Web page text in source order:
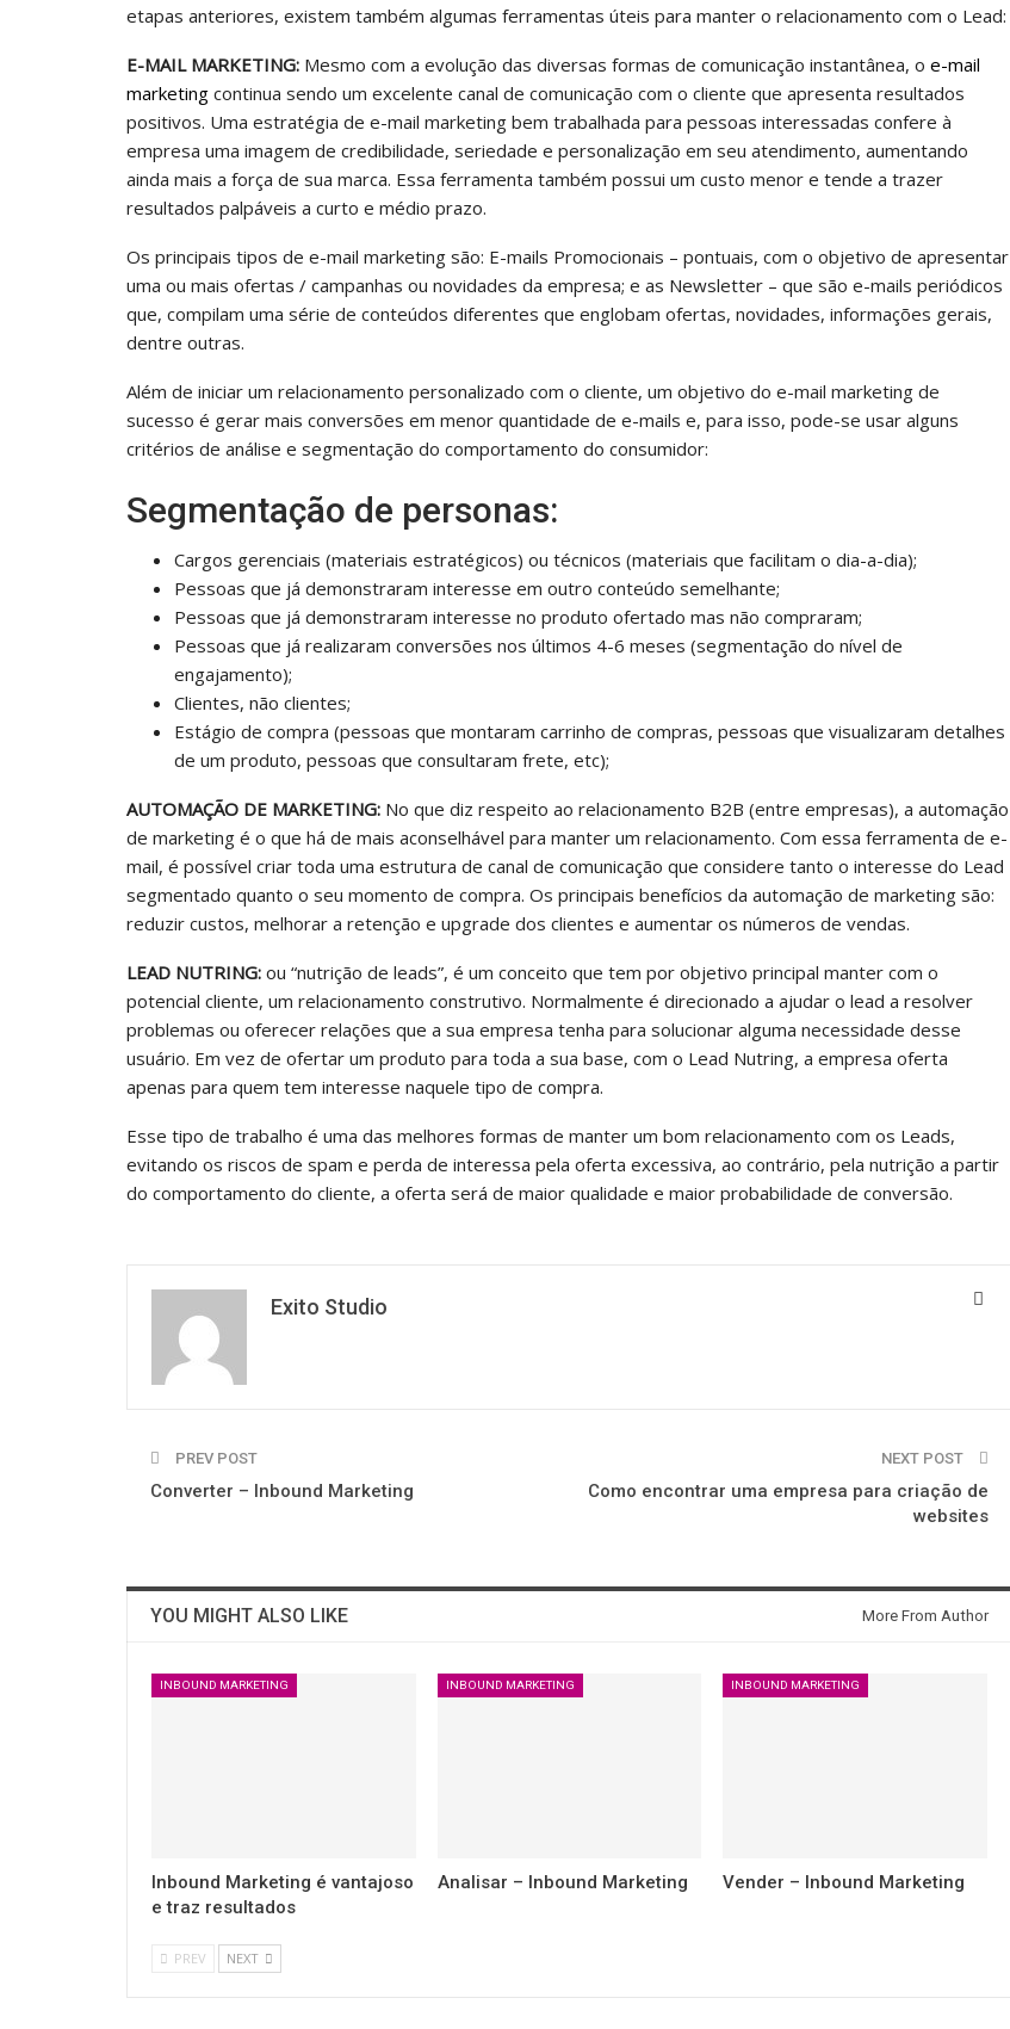
etapas anteriores, existem também algumas ferramentas úteis para manter o relacionamento com o Lead:
E-MAIL MARKETING: Mesmo com a evolução das diversas formas de comunicação instantânea, o e-mail
marketing continua sendo um excelente canal de comunicação com o cliente que apresenta resultados
positivos. Uma estratégia de e-mail marketing bem trabalhada para pessoas interessadas confere à
empresa uma imagem de credibilidade, seriedade e personalização em seu atendimento, aumentando
ainda mais a força de sua marca. Essa ferramenta também possui um custo menor e tende a trazer
resultados palpáveis a curto e médio prazo.
Os principais tipos de e-mail marketing são: E-mails Promocionais – pontuais, com o objetivo de apresentar
uma ou mais ofertas / campanhas ou novidades da empresa; e as Newsletter – que são e-mails periódicos
que, compilam uma série de conteúdos diferentes que englobam ofertas, novidades, informações gerais,
dentre outras.
Além de iniciar um relacionamento personalizado com o cliente, um objetivo do e-mail marketing de
sucesso é gerar mais conversões em menor quantidade de e-mails e, para isso, pode-se usar alguns
critérios de análise e segmentação do comportamento do consumidor:
Segmentação de personas:
Cargos gerenciais (materiais estratégicos) ou técnicos (materiais que facilitam o dia-a-dia);
Pessoas que já demonstraram interesse em outro conteúdo semelhante;
Pessoas que já demonstraram interesse no produto ofertado mas não compraram;
Pessoas que já realizaram conversões nos últimos 4-6 meses (segmentação do nível de
engajamento);
Clientes, não clientes;
Estágio de compra (pessoas que montaram carrinho de compras, pessoas que visualizaram detalhes
de um produto, pessoas que consultaram frete, etc);
AUTOMAÇÃO DE MARKETING: No que diz respeito ao relacionamento B2B (entre empresas), a automação
de marketing é o que há de mais aconselhável para manter um relacionamento. Com essa ferramenta de e-
mail, é possível criar toda uma estrutura de canal de comunicação que considere tanto o interesse do Lead
segmentado quanto o seu momento de compra. Os principais benefícios da automação de marketing são:
reduzir custos, melhorar a retenção e upgrade dos clientes e aumentar os números de vendas.
LEAD NUTRING: ou “nutrição de leads”, é um conceito que tem por objetivo principal manter com o
potencial cliente, um relacionamento construtivo. Normalmente é direcionado a ajudar o lead a resolver
problemas ou oferecer relações que a sua empresa tenha para solucionar alguma necessidade desse
usuário. Em vez de ofertar um produto para toda a sua base, com o Lead Nutring, a empresa oferta
apenas para quem tem interesse naquele tipo de compra.
Esse tipo de trabalho é uma das melhores formas de manter um bom relacionamento com os Leads,
evitando os riscos de spam e perda de interessa pela oferta excessiva, ao contrário, pela nutrição a partir
do comportamento do cliente, a oferta será de maior qualidade e maior probabilidade de conversão.
Exito Studio
PREV POST
Converter – Inbound Marketing
NEXT POST
Como encontrar uma empresa para criação de
websites
YOU MIGHT ALSO LIKE More From Author
INBOUND MARKETING
Inbound Marketing é vantajoso
e traz resultados
INBOUND MARKETING
Analisar – Inbound Marketing
INBOUND MARKETING
Vender – Inbound Marketing
PREV NEXT
Onde Comprar Móveis De Desapego
Com Desconto E Cashback
EXITO STUDIO dez 16, 2024
Para Que Serve O Óleo De Peixe
Ômega 3? Benefícios, Importância E
Como Consumir
EXITO STUDIO fev 9, 2026